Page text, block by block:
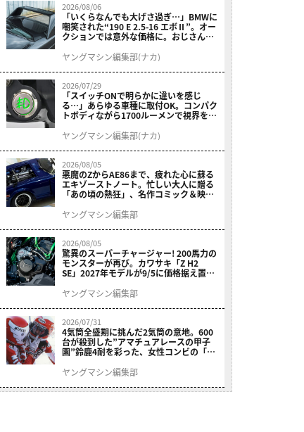
2026/08/06
「いくらなんでも大げさ過ぎ…」BMWに
嘲笑された“190 E 2.5-16 エボⅡ”。オー
クションでは意外な価格に。おじさん達
ヤングマシン編集部(ナカ)
2026/07/29
「スイッチONで明らかに違いを感じ
る…」あらゆる車種に取付OK。コンパク
トボディながら1700ルーメンで視界を確
ニット プレシャスレイ スモール］
ヤングマシン編集部(ナカ)
2026/08/05
悪魔のZからAE86まで、疲れた心に蘇る
エキゾーストノート。忙しい大人に贈る
「あの頃の熱狂」、名作コミック＆映画
結！
ヤングマシン編集部
2026/08/05
驚異のスーパーチャージャー! 200馬力の
モンスターが再び。カワサキ「Z H2
SE」2027年モデルが9/5に価格据え置き
ヤングマシン編集部
2026/07/31
4気筒全盛期に挑んだ2気筒の意地。600
台が殺到した”アマチュアレースの甲子
園”鈴鹿4耐を彩った、女性コンビの「ス
ヤングマシン編集部